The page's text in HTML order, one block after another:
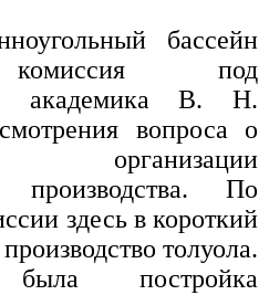
бассейн
комиссия под
академика В. Н.
вопроса о
организации
производства. По
здесь в короткий
толуола.
была постройка